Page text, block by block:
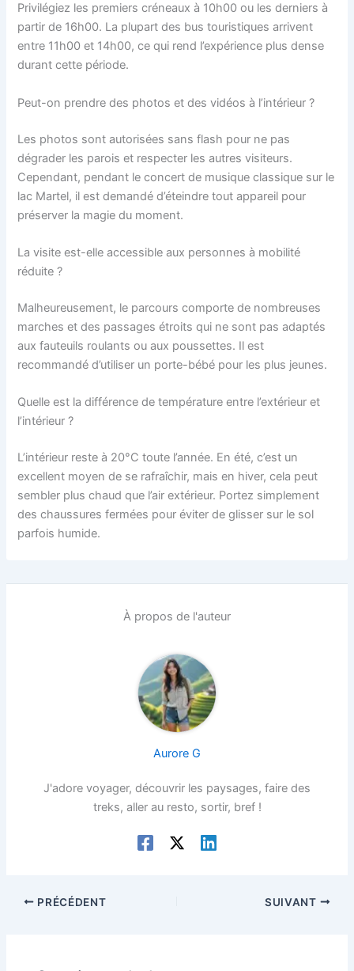
Privilégiez les premiers créneaux à 10h00 ou les derniers à
partir de 16h00. La plupart des bus touristiques arrivent
entre 11h00 et 14h00, ce qui rend l’expérience plus dense
durant cette période.
Peut-on prendre des photos et des vidéos à l’intérieur ?
Les photos sont autorisées sans flash pour ne pas
dégrader les parois et respecter les autres visiteurs.
Cependant, pendant le concert de musique classique sur le
lac Martel, il est demandé d’éteindre tout appareil pour
préserver la magie du moment.
La visite est-elle accessible aux personnes à mobilité
réduite ?
Malheureusement, le parcours comporte de nombreuses
marches et des passages étroits qui ne sont pas adaptés
aux fauteuils roulants ou aux poussettes. Il est
recommandé d’utiliser un porte-bébé pour les plus jeunes.
Quelle est la différence de température entre l’extérieur et
l’intérieur ?
L’intérieur reste à 20°C toute l’année. En été, c’est un
excellent moyen de se rafraîchir, mais en hiver, cela peut
sembler plus chaud que l’air extérieur. Portez simplement
des chaussures fermées pour éviter de glisser sur le sol
parfois humide.
À propos de l'auteur
Aurore G
J'adore voyager, découvrir les paysages, faire des
treks, aller au resto, sortir, bref !
PRÉCÉDENT SUIVANT